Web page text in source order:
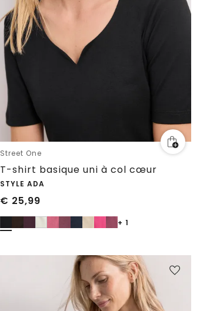
Street One
T-shirt basique uni à col cœur
STYLE ADA
€ 25,99
+ 1